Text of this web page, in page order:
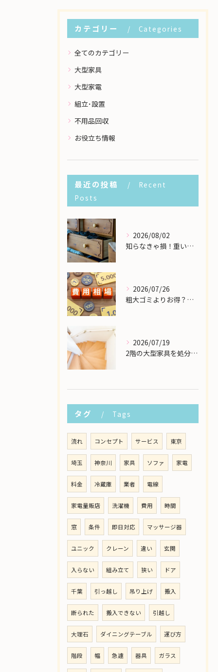
カテゴリー Categories
全てのカテゴリー
大型家具
大型家電
組立･設置
不用品回収
お役立ち情報
最近の投稿
Recent
Posts
2026/08/02
知らなきゃ損！重い大型家具の配送費用を格安に抑える裏ワザ
2026/07/26
粗大ゴミよりお得？大型家具の処分業者にかかる費用相場を解説
2026/07/19
2階の大型家具を処分したい！狭い階段から安全に下ろす方法
タグ Tags
流れ コンセプト サービス 東京
埼玉 神奈川 家具 ソファ 家電
料金 冷蔵庫 業者 電線
家電量販店 洗濯機 費用 時間
窓 条件 即日対応 マッサージ器
ユニック クレーン 違い 玄関
入らない 組み立て 狭い ドア
千葉 引っ越し 吊り上げ 搬入
断られた 搬入できない 引越し
大理石 ダイニングテーブル 運び方
階段 幅 急遽 器具 ガラス